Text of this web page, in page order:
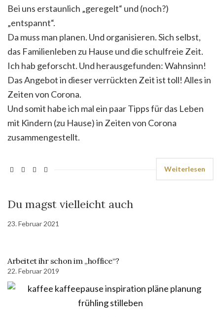
Bei uns erstaunlich „geregelt“ und (noch?)
„entspannt“.
Da muss man planen. Und organisieren. Sich selbst,
das Familienleben zu Hause und die schulfreie Zeit.
Ich hab geforscht. Und herausgefunden: Wahnsinn!
Das Angebot in dieser verrückten Zeit ist toll! Alles in
Zeiten von Corona.
Und somit habe ich mal ein paar Tipps für das Leben
mit Kindern (zu Hause) in Zeiten von Corona
zusammengestellt.
Weiterlesen
Du magst vielleicht auch
23. Februar 2021
Arbeitet ihr schon im „hoffice“?
22. Februar 2019